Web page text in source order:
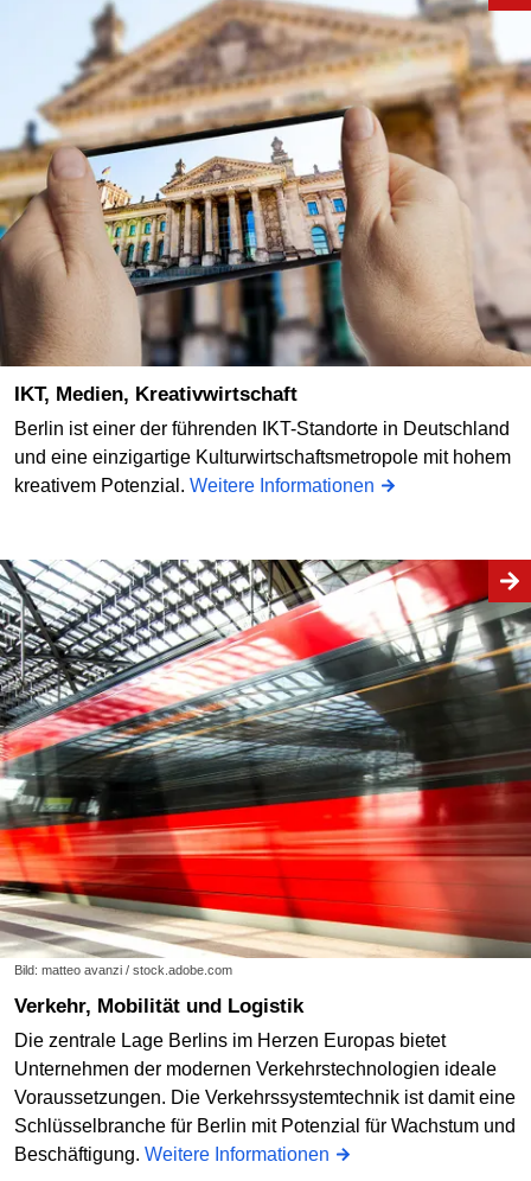
IKT, Medien, Kreativwirtschaft
Berlin ist einer der führenden IKT-Standorte in Deutschland
und eine einzigartige Kulturwirtschaftsmetropole mit hohem
kreativem Potenzial. Weitere Informationen
Bild: matteo avanzi / stock.adobe.com
Verkehr, Mobilität und Logistik
Die zentrale Lage Berlins im Herzen Europas bietet
Unternehmen der modernen Verkehrstechnologien ideale
Voraussetzungen. Die Verkehrssystemtechnik ist damit eine
Schlüsselbranche für Berlin mit Potenzial für Wachstum und
Beschäftigung. Weitere Informationen